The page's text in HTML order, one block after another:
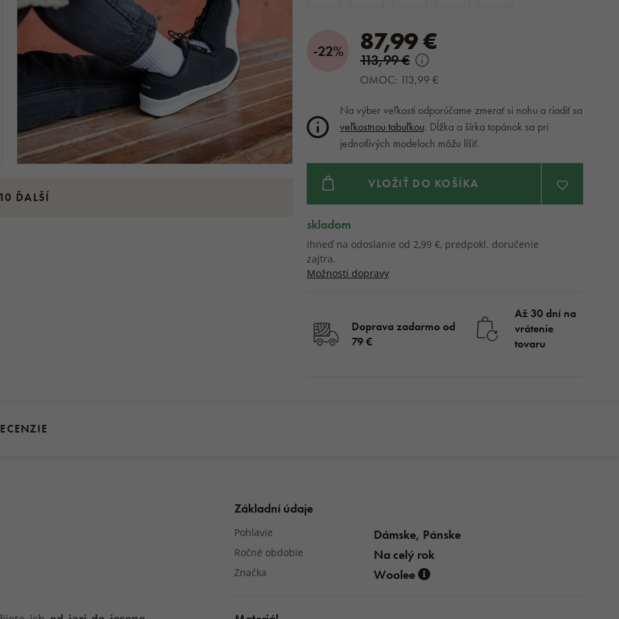
ĎALŠÍ
-22% 87,99 €
113,99 €
OMOC: 113,99 €
Na výber veľkosti odporúčame zmerať si nohu a riadiť sa
veľkostnou tabuľkou. Dĺžka a šírka topánok sa pri
jednotlivých modeloch môžu líšiť.
VLOŽIŤ DO KOŠÍKA
skladom
Ihneď na odoslanie od 2,99 €, predpokl. doručenie
zajtra.
Možnosti dopravy
Doprava zadarmo od
79 €
Až 30 dní na
vrátenie
tovaru
Základní údaje
Pohlavie Dámske, Pánske
Ročné obdobie Na celý rok
Značka Woolee